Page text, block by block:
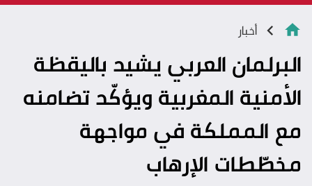
أخبار
البرلمان العربي يشيد باليقظة
الأمنية المغربية ويؤكّد تضامنه
مع المملكة في مواجهة
مخطّطات الإرهاب